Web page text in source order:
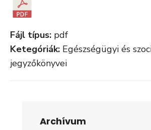
Fájl típus: pdf
Ketegóriák: Egészségügyi és
jegyzőkönyvei
Archívum